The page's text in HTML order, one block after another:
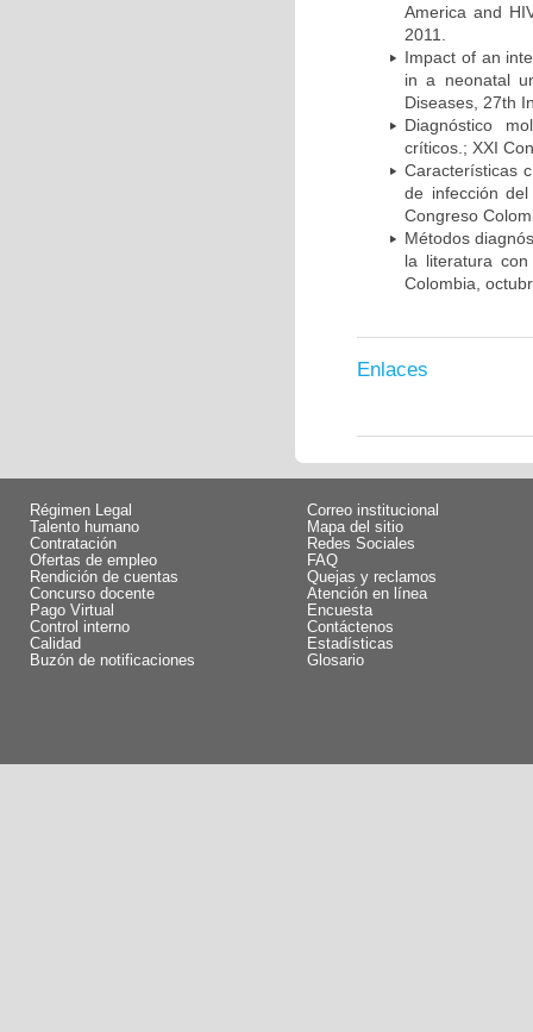
America and
2011.
Impact of an
in a neonatal
Diseases, 27th
Diagnóstico
críticos.; XXI
Características
de infección
Congreso
Métodos
la literatura
Colombia,
Enlaces
Régimen Legal
Talento humano
Contratación
Ofertas de empleo
Rendición de cuentas
Concurso docente
Pago Virtual
Control interno
Calidad
Buzón de notificaciones
Correo institucional
Mapa del sitio
Redes Sociales
FAQ
Quejas y reclamos
Atención en línea
Encuesta
Contáctenos
Estadísticas
Glosario